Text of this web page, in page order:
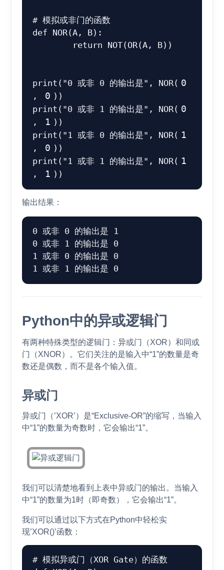
# 模拟或非门的函数
def NOR(A , B) :
return NOT(OR(A , B) )
print ( "0 或非 0 的输出是" , NOR( 0
,
0 ) )
print ( "0 或非 1 的输出是" , NOR( 0
,
1 ) )
print ( "1 或非 0 的输出是" , NOR( 1
,
0 ) )
print ( "1 或非 1 的输出是" , NOR( 1
,
1 ) )
输出结果：
0 或非 0 的输出是 1
0 或非 1 的输出是 0
1 或非 0 的输出是 0
Python中的异或逻辑门
有两种特殊类型的逻辑门：异或门（XOR）和同或
门（XNOR）。它们关注的是输入中“1”的数量是奇
数还是偶数，而不是各个输入值。
异或门
异或门（’XOR’）是“Exclusive-OR”的缩写，当输入
中“1”的数量为奇数时，它会输出“1”。
我们可以清楚地看到上表中异或门的输出。当输入
中“1”的数量为1时（即奇数），它会输出“1”。
我们可以通过以下方式在Python中轻松实
现’XOR()’函数：
# 模拟异或门（XOR Gate）的函数